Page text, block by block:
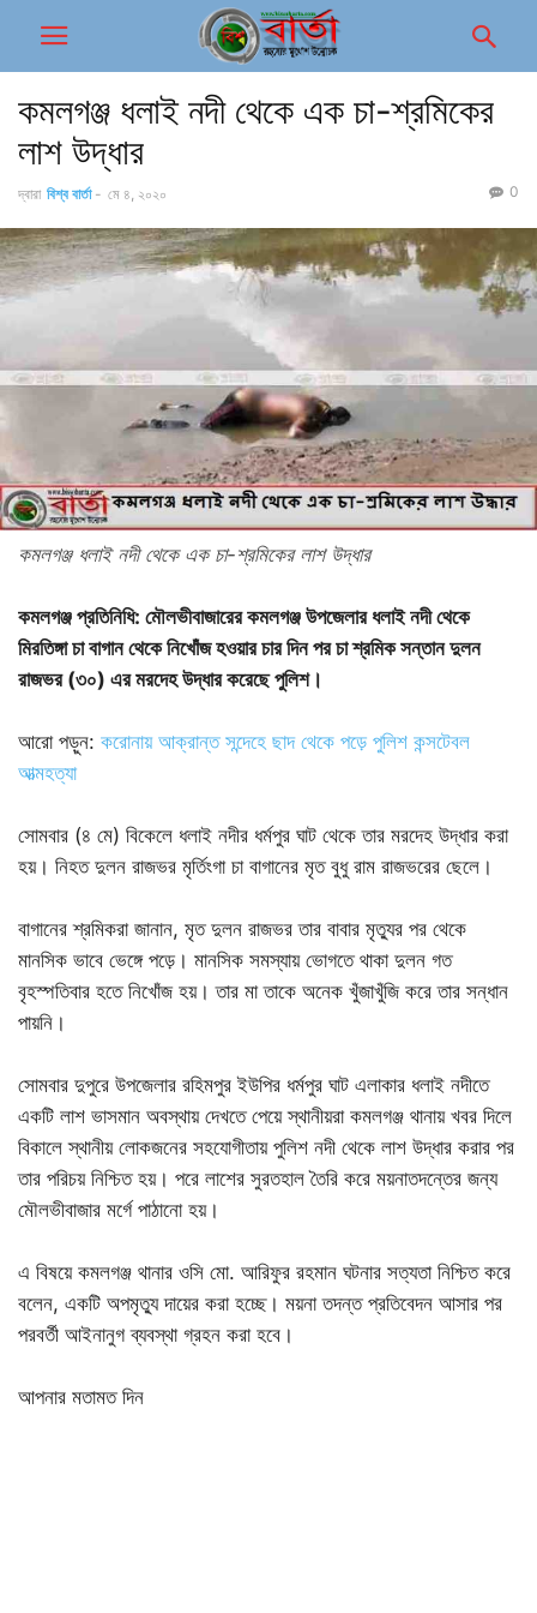
কমলগঞ্জ ধলাই নদী থেকে এক চা-শ্রমিকের
লাশ উদ্ধার
দ্বারা বিশ্ব বার্তা - মে ৪, ২০২০ 0
কমলগঞ্জ ধলাই নদী থেকে এক চা-শ্রমিকের লাশ উদ্ধার
কমলগঞ্জ প্রতিনিধি: মৌলভীবাজারের কমলগঞ্জ উপজেলার ধলাই নদী থেকে
মিরতিঙ্গা চা বাগান থেকে নিখোঁজ হওয়ার চার দিন পর চা শ্রমিক সন্তান দুলন
রাজভর (৩০) এর মরদেহ উদ্ধার করেছে পুলিশ।
আরো পড়ুন: করোনায় আক্রান্ত সন্দেহে ছাদ থেকে পড়ে পুলিশ কন্সটেবল
আত্মহত্যা
সোমবার (৪ মে) বিকেলে ধলাই নদীর ধর্মপুর ঘাট থেকে তার মরদেহ উদ্ধার করা
হয়। নিহত দুলন রাজভর মৃর্তিংগা চা বাগানের মৃত বুধু রাম রাজভরের ছেলে।
বাগানের শ্রমিকরা জানান, মৃত দুলন রাজভর তার বাবার মৃত্যুর পর থেকে
মানসিক ভাবে ভেঙ্গে পড়ে। মানসিক সমস্যায় ভোগতে থাকা দুলন গত
বৃহস্পতিবার হতে নিখোঁজ হয়। তার মা তাকে অনেক খুঁজাখুঁজি করে তার সন্ধান
পায়নি।
সোমবার দুপুরে উপজেলার রহিমপুর ইউপির ধর্মপুর ঘাট এলাকার ধলাই নদীতে
একটি লাশ ভাসমান অবস্থায় দেখতে পেয়ে স্থানীয়রা কমলগঞ্জ থানায় খবর দিলে
বিকালে স্থানীয় লোকজনের সহযোগীতায় পুলিশ নদী থেকে লাশ উদ্ধার করার পর
তার পরিচয় নিশ্চিত হয়। পরে লাশের সুরতহাল তৈরি করে ময়নাতদন্তের জন্য
মৌলভীবাজার মর্গে পাঠানো হয়।
এ বিষয়ে কমলগঞ্জ থানার ওসি মো. আরিফুর রহমান ঘটনার সত্যতা নিশ্চিত করে
বলেন, একটি অপমৃত্যু দায়ের করা হচ্ছে। ময়না তদন্ত প্রতিবেদন আসার পর
পরবর্তী আইনানুগ ব্যবস্থা গ্রহন করা হবে।
আপনার মতামত দিন